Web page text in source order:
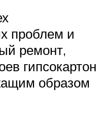
проблем и
ремонт,
гипсокартон
образом